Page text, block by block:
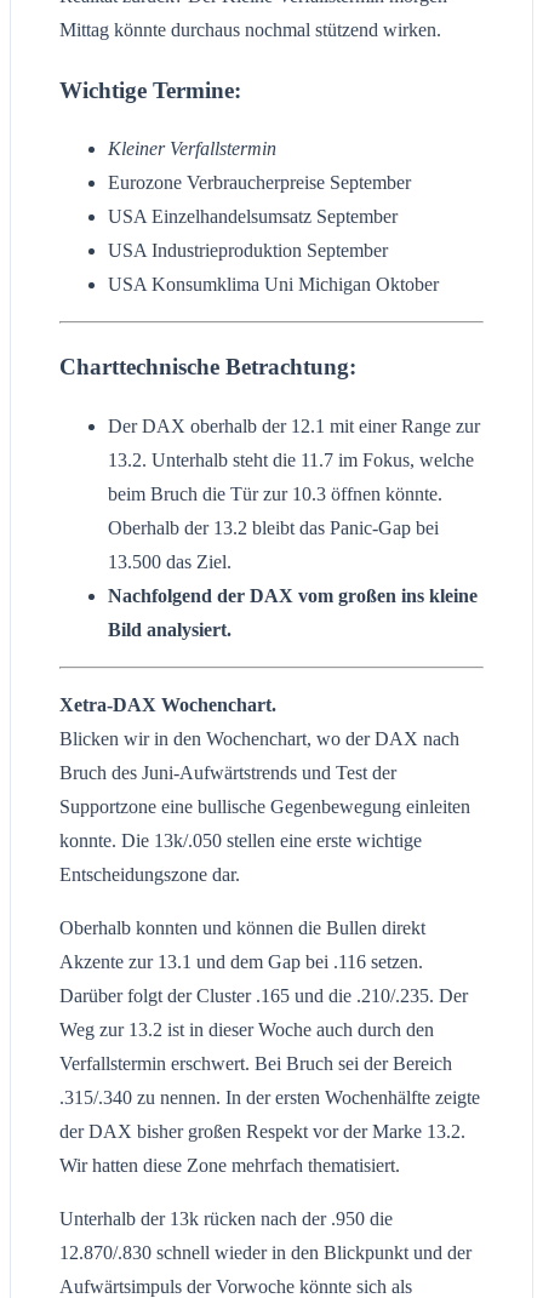
Mittag könnte durchaus nochmal stützend wirken.
Wichtige Termine:
Kleiner Verfallstermin
Eurozone Verbraucherpreise September
USA Einzelhandelsumsatz September
USA Industrieproduktion September
USA Konsumklima Uni Michigan Oktober
Charttechnische Betrachtung:
Der DAX oberhalb der 12.1 mit einer Range zur
13.2. Unterhalb steht die 11.7 im Fokus, welche
beim Bruch die Tür zur 10.3 öffnen könnte.
Oberhalb der 13.2 bleibt das Panic-Gap bei
13.500 das Ziel.
Nachfolgend der DAX vom großen ins kleine
Bild analysiert.
Xetra-DAX Wochenchart.
Blicken wir in den Wochenchart, wo der DAX nach
Bruch des Juni-Aufwärtstrends und Test der
Supportzone eine bullische Gegenbewegung einleiten
konnte. Die 13k/.050 stellen eine erste wichtige
Entscheidungszone dar.
Oberhalb konnten und können die Bullen direkt
Akzente zur 13.1 und dem Gap bei .116 setzen.
Darüber folgt der Cluster .165 und die .210/.235. Der
Weg zur 13.2 ist in dieser Woche auch durch den
Verfallstermin erschwert. Bei Bruch sei der Bereich
.315/.340 zu nennen. In der ersten Wochenhälfte zeigte
der DAX bisher großen Respekt vor der Marke 13.2.
Wir hatten diese Zone mehrfach thematisiert.
Unterhalb der 13k rücken nach der .950 die
12.870/.830 schnell wieder in den Blickpunkt und der
Aufwärtsimpuls der Vorwoche könnte sich als